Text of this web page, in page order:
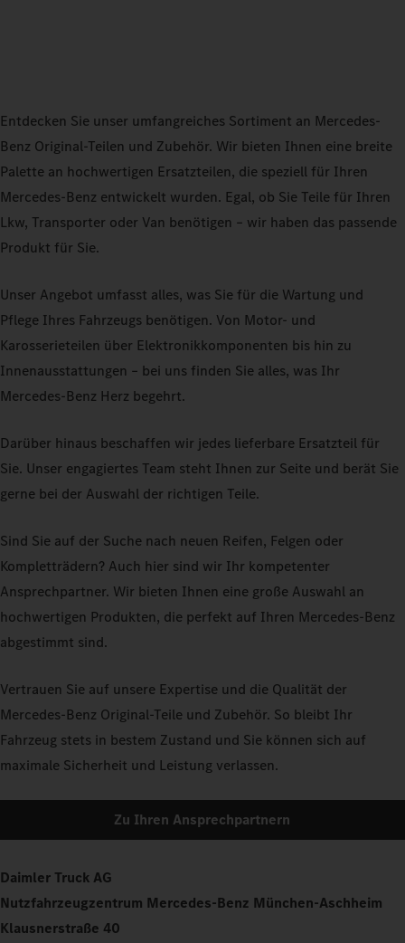
Entdecken Sie unser umfangreiches Sortiment an Mercedes-
Benz Original-Teilen und Zubehör. Wir bieten Ihnen eine breite
Palette an hochwertigen Ersatzteilen, die speziell für Ihren
Mercedes-Benz entwickelt wurden. Egal, ob Sie Teile für Ihren
Lkw, Transporter oder Van benötigen – wir haben das passende
Produkt für Sie.
Unser Angebot umfasst alles, was Sie für die Wartung und
Pflege Ihres Fahrzeugs benötigen. Von Motor- und
Karosserieteilen über Elektronikkomponenten bis hin zu
Innenausstattungen – bei uns finden Sie alles, was Ihr
Mercedes-Benz Herz begehrt.
Darüber hinaus beschaffen wir jedes lieferbare Ersatzteil für
Sie. Unser engagiertes Team steht Ihnen zur Seite und berät Sie
gerne bei der Auswahl der richtigen Teile.
Sind Sie auf der Suche nach neuen Reifen, Felgen oder
Kompletträdern? Auch hier sind wir Ihr kompetenter
Ansprechpartner. Wir bieten Ihnen eine große Auswahl an
hochwertigen Produkten, die perfekt auf Ihren Mercedes-Benz
abgestimmt sind.
Vertrauen Sie auf unsere Expertise und die Qualität der
Mercedes-Benz Original-Teile und Zubehör. So bleibt Ihr
Fahrzeug stets in bestem Zustand und Sie können sich auf
maximale Sicherheit und Leistung verlassen.
Zu Ihren Ansprechpartnern
Daimler Truck AG
Nutzfahrzeugzentrum Mercedes-Benz München-Aschheim
Klausnerstraße 40